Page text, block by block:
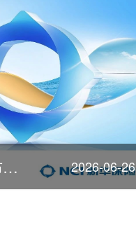
第378位！新华保险荣登《福布斯》全球500强 2026-06-26